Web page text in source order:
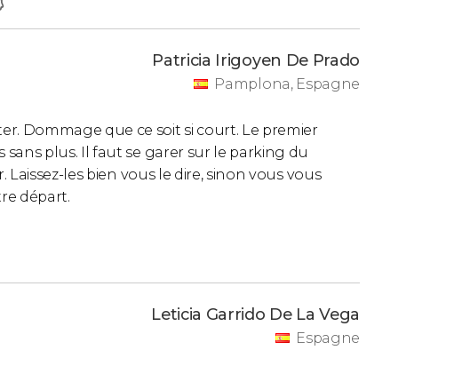
Patricia Irigoyen De Prado
Pamplona, Espagne
Dommage que ce soit si court. Le premier
plus. Il faut se garer sur le parking du
les bien vous le dire, sinon vous vous
départ.
Leticia Garrido De La Vega
Espagne